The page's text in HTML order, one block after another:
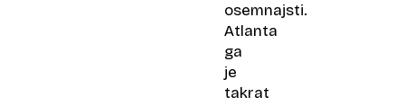
osemnajsti.
Atlanta
ga
je
takrat